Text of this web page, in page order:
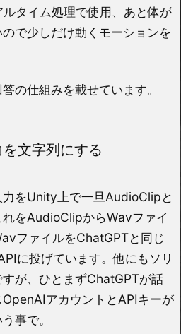
タイム処理で使用、あと体が
で少しだけ動くモーションを
の仕組みを載せています。
文字列にする
をUnity上で一旦AudioClipと
れをAudioClipからWavファイ
ファイルをChatGPTと同じ
に投げています。他にもソリ
が、ひとまずChatGPTが話
アカウントとAPIキーが
事で。